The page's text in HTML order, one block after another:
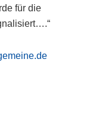
für die